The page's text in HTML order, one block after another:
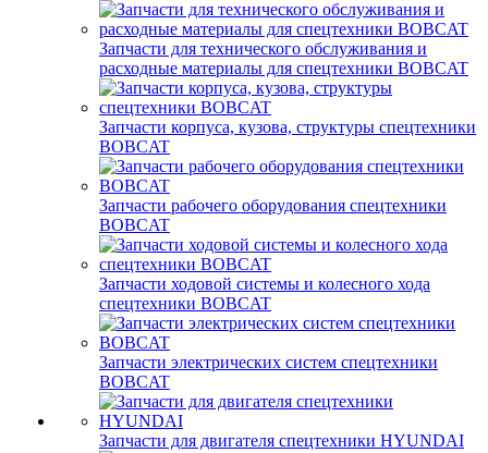
Запчасти для технического обслуживания и
расходные материалы для спецтехники BOBCAT
Запчасти корпуса, кузова, структуры спецтехники
BOBCAT
Запчасти рабочего оборудования спецтехники
BOBCAT
Запчасти ходовой системы и колесного хода
спецтехники BOBCAT
Запчасти электрических систем спецтехники
BOBCAT
Запчасти для двигателя спецтехники HYUNDAI